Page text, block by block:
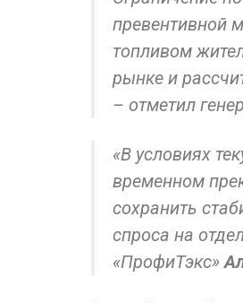
превентивной
топливом
рынке и
– отметил
«В условиях
временном
сохранить
спроса на
«ПрофиТэкс»